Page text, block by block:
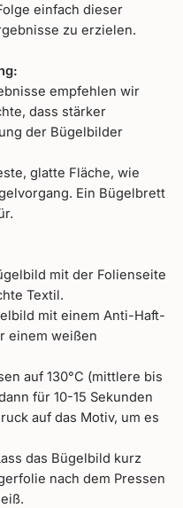
einfach dieser
zu erzielen.
empfehlen wir
dass stärker
der Bügelbilder
glatte Fläche, wie
Ein Bügelbrett
mit der Folienseite
Textil.
mit einem Anti-Haft-
einem weißen
auf 130°C (mittlere bis
für 10-15 Sekunden
auf das Motiv, um es
das Bügelbild kurz
nach dem Pressen